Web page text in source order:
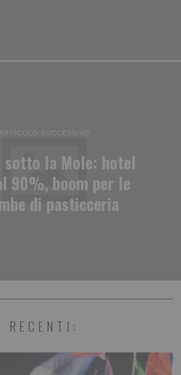
ARTICOLO SUCCESSIVO
sotto la Mole: hotel
90%, boom per le
di pasticceria
RECENTI: